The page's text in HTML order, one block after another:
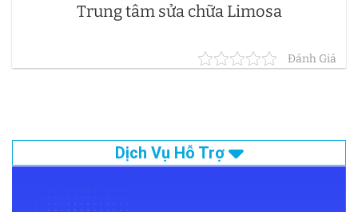
Trung tâm sửa chữa Limosa
Đánh Giá
Dịch Vụ Hỗ Trợ